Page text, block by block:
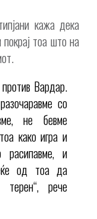
кажа дека
тоа што на
Вардар.
со
не бевме
како игра и
расипавме, и
од тоа да
рече